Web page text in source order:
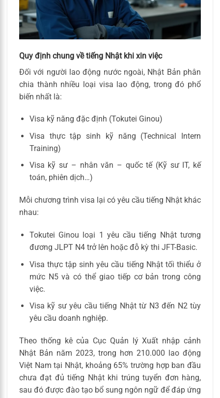
Quy định chung về tiếng Nhật khi xin việc
Đối với người lao động nước ngoài, Nhật Bản phân
chia thành nhiều loại visa lao động, trong đó phổ
biến nhất là:
Visa kỹ năng đặc định (Tokutei Ginou)
Visa thực tập sinh kỹ năng (Technical Intern
Training)
Visa kỹ sư – nhân văn – quốc tế (Kỹ sư IT, kế
toán, phiên dịch…)
Mỗi chương trình visa lại có yêu cầu tiếng Nhật khác
nhau:
Tokutei Ginou loại 1 yêu cầu tiếng Nhật tương
đương JLPT N4 trở lên hoặc đỗ kỳ thi JFT-Basic.
Visa thực tập sinh yêu cầu tiếng Nhật tối thiểu ở
mức N5 và có thể giao tiếp cơ bản trong công
việc.
Visa kỹ sư yêu cầu tiếng Nhật từ N3 đến N2 tùy
yêu cầu doanh nghiệp.
Theo thống kê của Cục Quản lý Xuất nhập cảnh
Nhật Bản năm 2023, trong hơn 210.000 lao động
Việt Nam tại Nhật, khoảng 65% trường hợp ban đầu
chưa đạt đủ tiếng Nhật khi trúng tuyển đơn hàng,
sau đó được đào tạo bổ sung ngôn ngữ để đáp ứng